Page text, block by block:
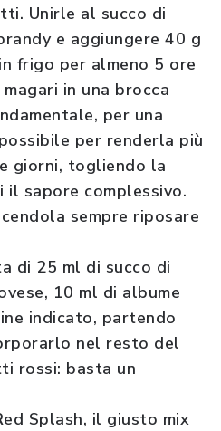
Unirle al succo di
e aggiungere 40 g
frigo per almeno 5 ore
in una brocca
per una
per renderla più
giorni, togliendo la
sapore complessivo.
sempre riposare
di 25 ml di succo di
10 ml di albume
indicato, partendo
nel resto del
rossi: basta un
Splash, il giusto mix